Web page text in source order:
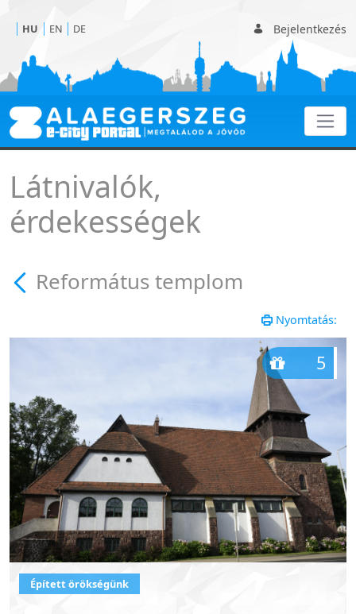
Bejelentkezés
HU EN DE
Református templom -
Látnivalók,
érdekességek
Református templom
Nyomtatás:
5
Épített örökségünk